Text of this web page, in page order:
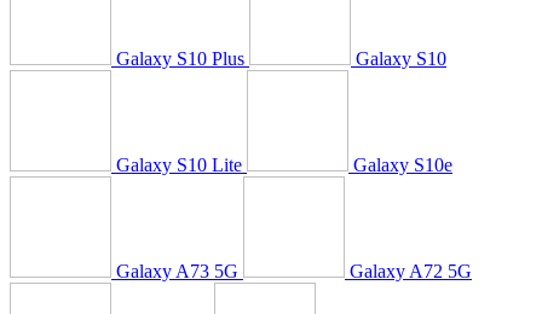
Galaxy S10 Plus Galaxy S10
Galaxy S10 Lite Galaxy S10e
Galaxy A73 5G Galaxy A72 5G